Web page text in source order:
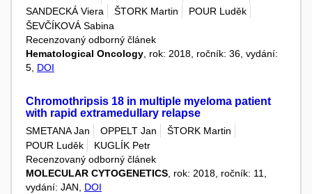
SANDECKÁ Viera
ŠTORK Martin
POUR Luděk
ŠEVČÍKOVÁ Sabina
Recenzovaný odborný článek
Hematological Oncology, rok: 2018, ročník: 36, vydání:
5, DOI
Chromothripsis 18 in multiple myeloma patient
with rapid extramedullary relapse
SMETANA Jan OPPELT Jan
ŠTORK Martin
POUR Luděk
KUGLÍK Petr
Recenzovaný odborný článek
MOLECULAR CYTOGENETICS , rok: 2018, ročník: 11,
vydání: JAN, DOI